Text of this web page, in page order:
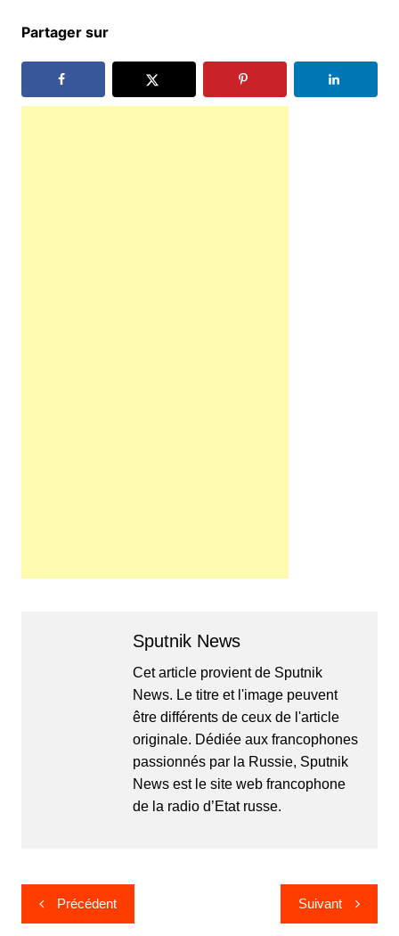
Partager sur
Sputnik News
Cet article provient de Sputnik
News. Le titre et l'image peuvent
être différents de ceux de l'article
originale. Dédiée aux francophones
passionnés par la Russie, Sputnik
News est le site web francophone
de la radio d’Etat russe.
Navigation
de
Précédent Suivant